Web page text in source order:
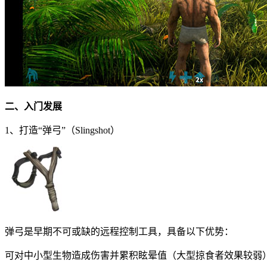
二、入门发展
1、打造“弹弓”（Slingshot）
弹弓是早期不可或缺的远程控制工具，具备以下优势：
可对中小型生物造成伤害并累积眩晕值（大型掠食者效果较弱